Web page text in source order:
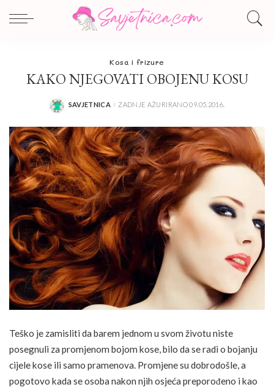
Kosa i frizure
KAKO NJEGOVATI OBOJENU KOSU
POSTED
SAVJETNICA ZADNJE AŽURIRANO 09.05.2016.
Teško je zamisliti da barem jednom u svom životu niste
posegnuli za promjenom bojom kose, bilo da se radi o bojanju
cijele kose ili samo pramenova. Promjene su dobrodošle, a
pogotovo kada se osoba nakon njih osjeća preporođeno i kao